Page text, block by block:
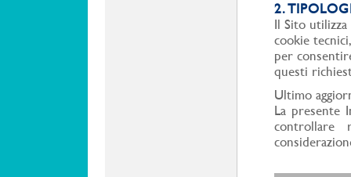
2.
Il Sito
cookie
per
questi
Ultimo
La presente
controllare